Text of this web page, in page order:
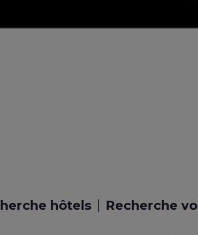
hôtels Recherche vol